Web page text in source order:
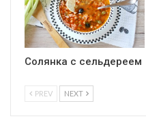
Солянка с сельдереем
PREV NEXT